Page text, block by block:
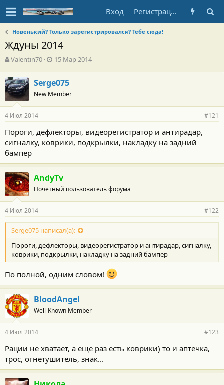
Вход Регистрация
Новенький? Только зарегистрировался? Тебе сюда!
Ждуны 2014
А
т
о
р
т
е
м
ы
Valentin70
Д
а
н
а
л
а
15 Мар 2014
Serge075
New Member
4 Июл 2014 #121
Пороги, дефлекторы, видеорегистратор и антирадар,
сигналку, коврики, подкрылки, накладку на задний
бампер
AndyTv
Почетный пользователь форума
4 Июл 2014 #122
Serge075 написал(а):
Пороги, дефлекторы, видеорегистратор и антирадар, сигналку,
коврики, подкрылки, накладку на задний бампер
По полной, одним словом!
BloodAngel
Well-Known Member
4 Июл 2014 #123
Рации не хватает, а еще раз есть коврики) то и аптечка,
трос, огнетушитель, знак...